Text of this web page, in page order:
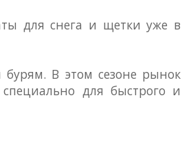
для снега и щетки уже в
В этом сезоне рынок
для быстрого и